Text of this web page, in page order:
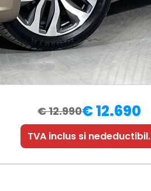
€ 12.990€ 12.690
TVA inclus si nedeductibil.